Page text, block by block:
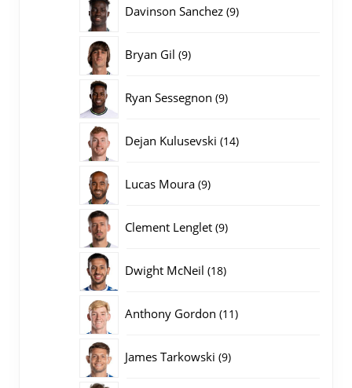
Davinson Sanchez 99
Bryan Gil 99
Ryan Sessegnon 99
Dejan Kulusevski 1414
Lucas Moura 99
Clement Lenglet 99
Dwight McNeil 1818
Anthony Gordon 1111
James Tarkowski 99